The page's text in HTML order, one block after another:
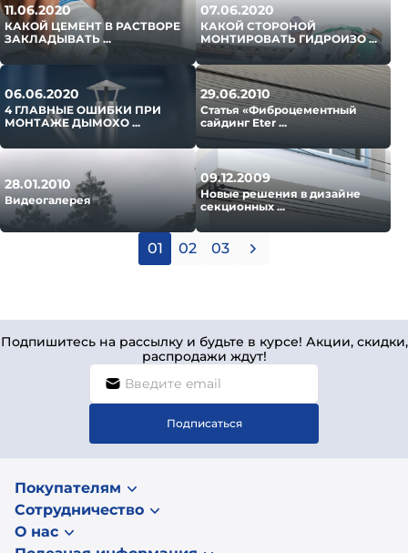
11.06.2020
КАКОЙ ЦЕМЕНТ В РАСТВОРЕ
ЗАКЛАДЫВАТЬ ...
07.06.2020
КАКОЙ СТОРОНОЙ
МОНТИРОВАТЬ ГИДРОИЗО ...
06.06.2020
4 ГЛАВНЫЕ ОШИБКИ ПРИ
МОНТАЖЕ ДЫМОХО ...
29.06.2010
Статья «Фиброцементный
сайдинг Eter ...
28.01.2010
Видеогалерея
09.12.2009
Новые решения в дизайне
секционных ...
01 02 03
Подпишитесь на рассылку и будьте в курсе! Акции, скидки,
распродажи ждут!
Подписаться
Покупателям
Сотрудничество
О нас